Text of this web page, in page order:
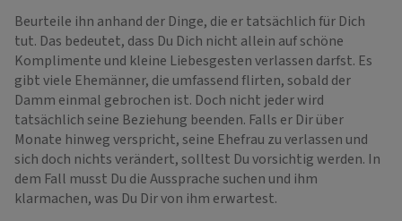
Beurteile ihn anhand der Dinge, die er tatsächlich für Dich
tut. Das bedeutet, dass Du Dich nicht allein auf schöne
Komplimente und kleine Liebesgesten verlassen darfst. Es
gibt viele Ehemänner, die umfassend flirten, sobald der
Damm einmal gebrochen ist. Doch nicht jeder wird
tatsächlich seine Beziehung beenden. Falls er Dir über
Monate hinweg verspricht, seine Ehefrau zu verlassen und
sich doch nichts verändert, solltest Du vorsichtig werden. In
dem Fall musst Du die Aussprache suchen und ihm
klarmachen, was Du Dir von ihm erwartest.